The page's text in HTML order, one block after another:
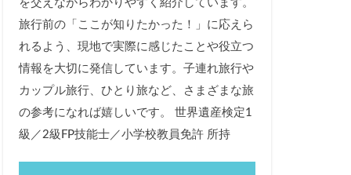
を交えながらわかりやすく紹介しています。
旅行前の「ここが知りたかった！」に応えら
れるよう、現地で実際に感じたことや役立つ
情報を大切に発信しています。子連れ旅行や
カップル旅行、ひとり旅など、さまざまな旅
の参考になれば嬉しいです。 世界遺産検定1
級／2級FP技能士／小学校教員免許 所持